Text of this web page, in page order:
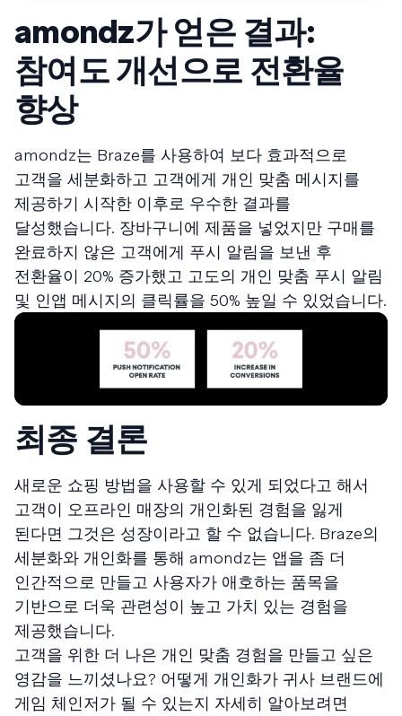
amondz가 얻은 결과:
참여도 개선으로 전환율
향상
amondz는 Braze를 사용하여 보다 효과적으로
고객을 세분화하고 고객에게 개인 맞춤 메시지를
제공하기 시작한 이후로 우수한 결과를
달성했습니다. 장바구니에 제품을 넣었지만 구매를
완료하지 않은 고객에게 푸시 알림을 보낸 후
전환율이 20% 증가했고 고도의 개인 맞춤 푸시 알림
및 인앱 메시지의 클릭률을 50% 높일 수 있었습니다.
최종 결론
새로운 쇼핑 방법을 사용할 수 있게 되었다고 해서
고객이 오프라인 매장의 개인화된 경험을 잃게
된다면 그것은 성장이라고 할 수 없습니다. Braze의
세분화와 개인화를 통해 amondz는 앱을 좀 더
인간적으로 만들고 사용자가 애호하는 품목을
기반으로 더욱 관련성이 높고 가치 있는 경험을
제공했습니다.
고객을 위한 더 나은 개인 맞춤 경험을 만들고 싶은
영감을 느끼셨나요? 어떻게 개인화가 귀사 브랜드에
게임 체인저가 될 수 있는지 자세히 알아보려면